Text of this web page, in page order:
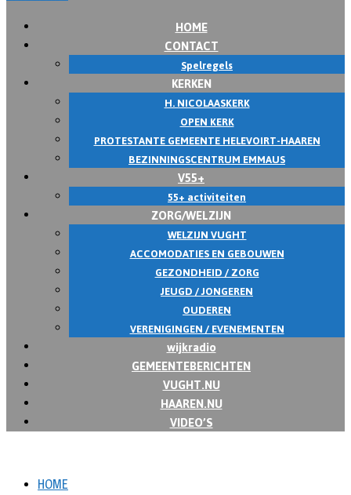
HOME
CONTACT
Spelregels
KERKEN
H. NICOLAASKERK
OPEN KERK
PROTESTANTE GEMEENTE HELEVOIRT-HAAREN
BEZINNINGSCENTRUM EMMAUS
V55+
55+ activiteiten
ZORG/WELZIJN
WELZIJN VUGHT
ACCOMODATIES EN GEBOUWEN
GEZONDHEID / ZORG
JEUGD / JONGEREN
OUDEREN
VERENIGINGEN / EVENEMENTEN
wijkradio
GEMEENTEBERICHTEN
VUGHT.NU
HAAREN.NU
VIDEO’S
HOME